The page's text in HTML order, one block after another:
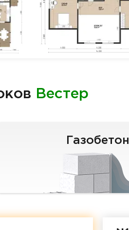
Вестер
Газобетон